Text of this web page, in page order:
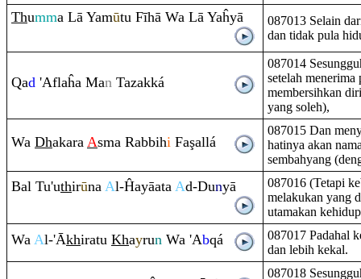
Thumma Lā Yamūtu Fīhā Wa Lā Yaĥyā
087013 Selain
dan tidak pula
Qad 'Aflaĥa Man Tazakká
087014
setelah menerima
membersihkan
yang soleh),
Wa Dhakara Asma Rabbihi Faşallá
087015 Dan
hatinya akan
sembahyang
Bal Tu'uthirūna Al-Ĥayāata Ad-Dunyā
087016 (Tetapi
melakukan yang
utamakan
Wa Al-'Ākhiratu Khayrun Wa 'Abqá
087017 Padahal
dan lebih kekal.
087018